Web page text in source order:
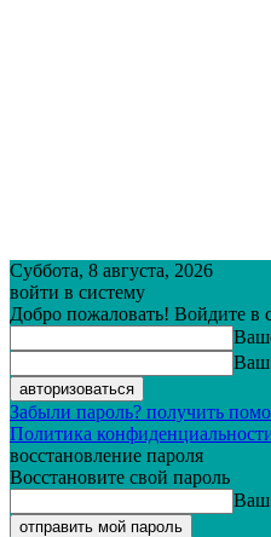
Суббота, 8 августа, 2026
войти в систему
Добро пожаловать! Войдите в
Ваш
Забыли пароль? получить
Политика
восстановление пароля
Восстановите свой пароль
Ваш